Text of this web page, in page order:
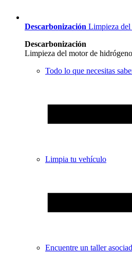
Descarbonización Limpieza
Descarbonización
Limpieza del motor de hidrógeno
Todo lo que necesitas
Limpia tu vehículo
Encuentre un taller